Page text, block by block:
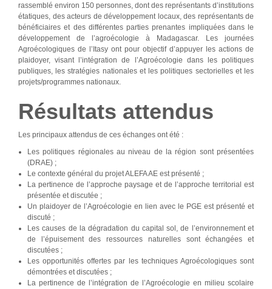
rassemblé environ 150 personnes, dont des représentants d’institutions
étatiques, des acteurs de développement locaux, des représentants de
bénéficiaires et des différentes parties prenantes impliquées dans le
développement de l’agroécologie à Madagascar. Les journées
Agroécologiques de l’Itasy ont pour objectif d’appuyer les actions de
plaidoyer, visant l’intégration de l’Agroécologie dans les politiques
publiques, les stratégies nationales et les politiques sectorielles et les
projets/programmes nationaux.
Résultats attendus
Les principaux attendus de ces échanges ont été :
Les politiques régionales au niveau de la région sont présentées
(DRAE) ;
Le contexte général du projet ALEFA AE est présenté ;
La pertinence de l’approche paysage et de l’approche territorial est
présentée et discutée ;
Un plaidoyer de l’Agroécologie en lien avec le PGE est présenté et
discuté ;
Les causes de la dégradation du capital sol, de l’environnement et
de l’épuisement des ressources naturelles sont échangées et
discutées ;
Les opportunités offertes par les techniques Agroécologiques sont
démontrées et discutées ;
La pertinence de l’intégration de l’Agroécologie en milieu scolaire